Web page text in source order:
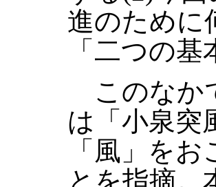
進のため
「二つの
このなか
は「小泉突
「風」を
とを指摘。